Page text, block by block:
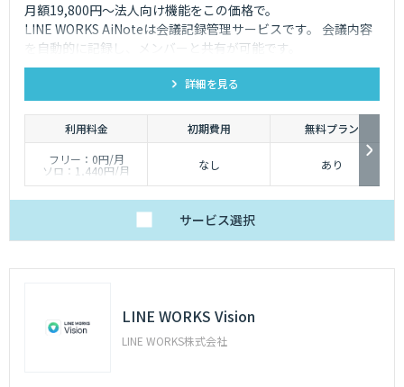
LINE WORKS Vision
LINE WORKS株式会社
月額19,800円～法人向け機能をこの価格で。
LINE WORKS AiNoteは会議記録管理サービスです。 会議内容
を自動的に記録し、メンバーと共有が可能です。
独自開発のAI技術によって、業界屈指の高品質・低価格を実現
詳細を見る
利用料金 初期費用
無料プラン
フリー：0円/月
ソロ：1,440円/月
チーム：19,800円/月
※年間契約の金額とな
なし あり
サービス選択